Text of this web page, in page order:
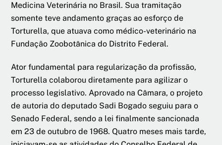
Medicina Veterinária no Brasil. Sua tramitação
somente teve andamento graças ao esforço de
Torturella, que atuava como médico-veterinário na
Fundação Zoobotânica do Distrito Federal.
Ator fundamental para regularização da profissão,
Torturella colaborou diretamente para agilizar o
processo legislativo. Aprovado na Câmara, o projeto
de autoria do deputado Sadi Bogado seguiu para o
Senado Federal, sendo a lei finalmente sancionada
em 23 de outubro de 1968. Quatro meses mais tarde,